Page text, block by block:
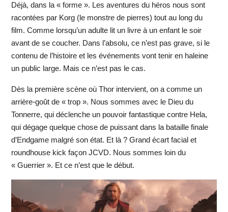
Déjà, dans la « forme ». Les aventures du héros nous sont
racontées par Korg (le monstre de pierres) tout au long du
film. Comme lorsqu’un adulte lit un livre à un enfant le soir
avant de se coucher. Dans l’absolu, ce n’est pas grave, si le
contenu de l’histoire et les événements vont tenir en haleine
un public large. Mais ce n’est pas le cas.
Dès la première scène où Thor intervient, on a comme un
arrière-goût de « trop ». Nous sommes avec le Dieu du
Tonnerre, qui déclenche un pouvoir fantastique contre Hela,
qui dégage quelque chose de puissant dans la bataille finale
d’Endgame malgré son état. Et là ? Grand écart facial et
roundhouse kick façon JCVD. Nous sommes loin du
« Guerrier ». Et ce n’est que le début.